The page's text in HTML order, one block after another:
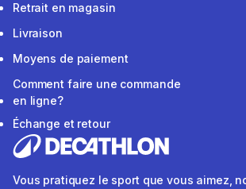
Retrait en magasin
Livraison
Moyens de paiement
Comment faire une commande
en ligne?
Échange et retour
Vous pratiquez le sport que vous aimez,